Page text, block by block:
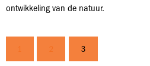
ontwikkeling van de natuur.
1 2 3